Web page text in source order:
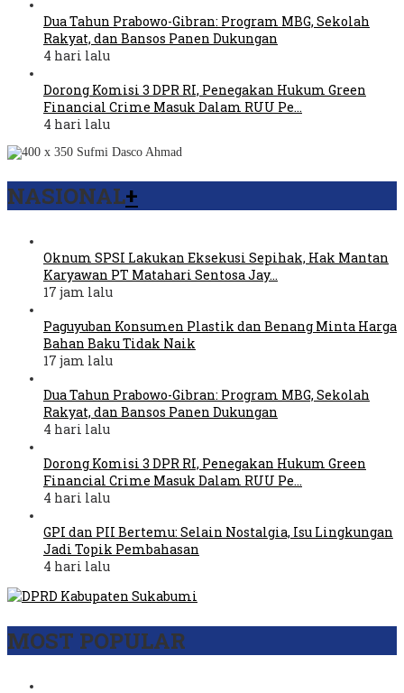
Dua Tahun Prabowo-Gibran: Program MBG, Sekolah
Rakyat, dan Bansos Panen Dukungan
4 hari lalu
Dorong Komisi 3 DPR RI, Penegakan Hukum Green
Financial Crime Masuk Dalam RUU Pe…
4 hari lalu
NASIONAL+
Oknum SPSI Lakukan Eksekusi Sepihak, Hak Mantan
Karyawan PT Matahari Sentosa Jay…
17 jam lalu
Paguyuban Konsumen Plastik dan Benang Minta Harga
Bahan Baku Tidak Naik
17 jam lalu
Dua Tahun Prabowo-Gibran: Program MBG, Sekolah
Rakyat, dan Bansos Panen Dukungan
4 hari lalu
Dorong Komisi 3 DPR RI, Penegakan Hukum Green
Financial Crime Masuk Dalam RUU Pe…
4 hari lalu
GPI dan PII Bertemu: Selain Nostalgia, Isu Lingkungan
Jadi Topik Pembahasan
4 hari lalu
MOST POPULAR